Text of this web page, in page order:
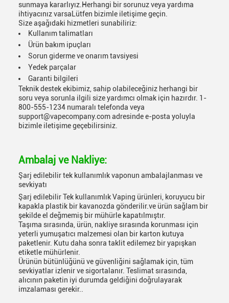
sunmaya kararlıyız.Herhangi bir sorunuz veya yardıma
ihtiyacınız varsaLütfen bizimle iletişime geçin.
Size aşağıdaki hizmetleri sunabiliriz:
Kullanım talimatları
Ürün bakım ipuçları
Sorun giderme ve onarım tavsiyesi
Yedek parçalar
Garanti bilgileri
Teknik destek ekibimiz, sahip olabileceğiniz herhangi bir
soru veya sorunla ilgili size yardımcı olmak için hazırdır. 1-
800-555-1234 numaralı telefonda veya
support@vapecompany.com adresinde e-posta yoluyla
bizimle iletişime geçebilirsiniz.
Ambalaj ve Nakliye:
Şarj edilebilir tek kullanımlık vaponun ambalajlanması ve
sevkiyatı
Şarj edilebilir Tek kullanımlık Vaping ürünleri, koruyucu bir
kapakla plastik bir kavanozda gönderilir.ve ürün sağlam bir
şekilde el değmemiş bir mühürle kapatılmıştır.
Taşıma sırasında, ürün, nakliye sırasında korunması için
yeterli yumuşatıcı malzemesi olan bir karton kutuya
paketlenir. Kutu daha sonra taklit edilemez bir yapışkan
etiketle mühürlenir.
Ürünün bütünlüğünü ve güvenliğini sağlamak için, tüm
sevkiyatlar izlenir ve sigortalanır. Teslimat sırasında,
alıcının paketin iyi durumda geldiğini doğrulayarak
imzalaması gerekir..